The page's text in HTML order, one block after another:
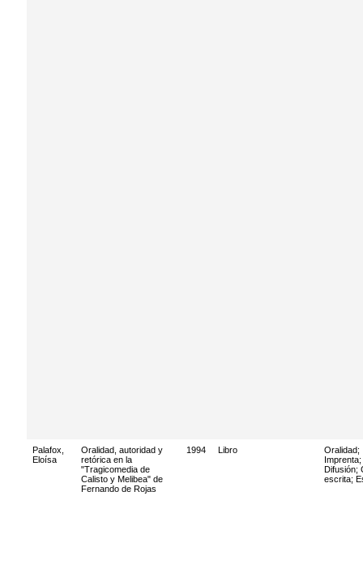
Palafox,
Eloísa
Oralidad, autoridad y
retórica en la
"Tragicomedia de
Calisto y Melibea" de
Fernando de Rojas
1994 Libro Oralidad;
Imprenta;
Difusión;
escrita;